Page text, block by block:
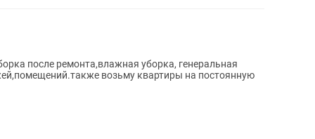
после ремонта,влажная уборка, генеральная
возьму квартиры на постоянную